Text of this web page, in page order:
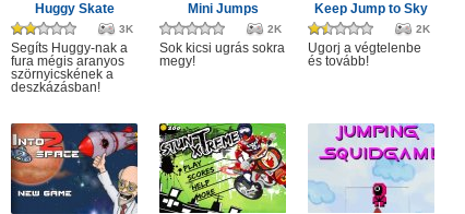
Huggy Skate
3K
Segíts Huggy-nak a
fura mégis aranyos
szörnyicskének a
deszkázásban!
Mini Jumps
2K
Sok kicsi ugrás sokra
megy!
Keep Jump to Sky
2K
Ugorj a végtelenbe
és tovább!